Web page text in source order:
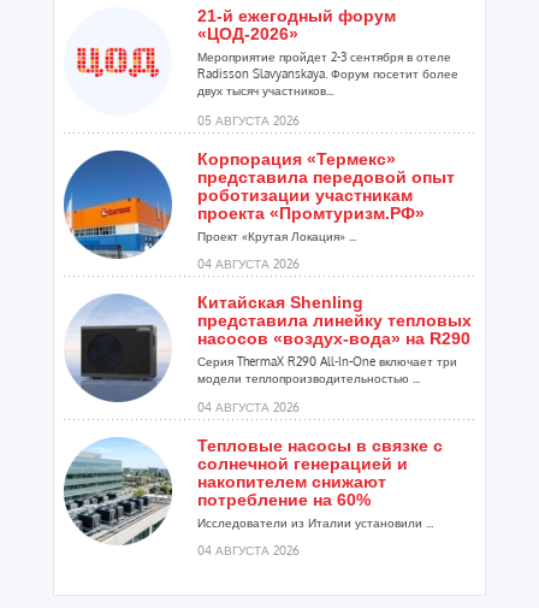
21-й ежегодный форум
«ЦОД-2026»
Мероприятие пройдет 2-3 сентября в отеле
Radisson Slavyanskaya. Форум посетит более
двух тысяч участников...
05 АВГУСТА 2026
Корпорация «Термекс»
представила передовой опыт
роботизации участникам
проекта «Промтуризм.РФ»
Проект «Крутая Локация» ...
04 АВГУСТА 2026
Китайская Shenling
представила линейку тепловых
насосов «воздух-вода» на R290
Серия ThermaX R290 All-In-One включает три
модели теплопроизводительностью ...
04 АВГУСТА 2026
Тепловые насосы в связке с
солнечной генерацией и
накопителем снижают
потребление на 60%
Исследователи из Италии установили ...
04 АВГУСТА 2026